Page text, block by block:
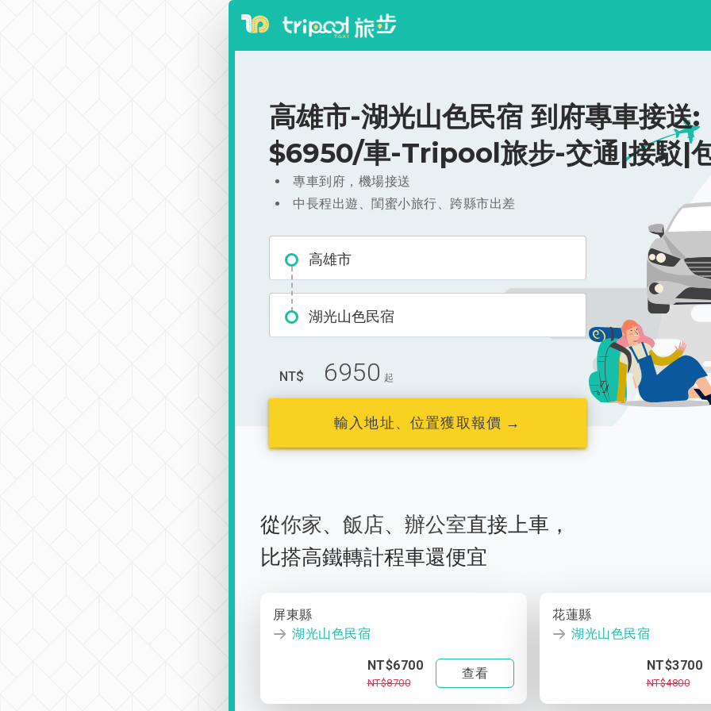
高雄市-湖光山色民宿 到府專車接送:
$6950/車-Tripool旅步-交通|接駁|
專車到府，機場接送
中長程出遊、閨蜜小旅行、跨縣市出差
高雄市
湖光山色民宿
NT$ 6950 起
輸入地址、位置獲取報價 →
從你家、 飯店、 辦公室直接上車，
比搭高鐵轉計程車還便宜
屏東縣
湖光山色民宿
NT$6700
NT$8700
查看
花蓮縣
湖光山色民宿
NT$3700
NT$4800